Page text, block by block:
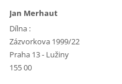
Jan Merhaut
Dílna :
Zázvorkova 1999/22
Praha 13 - Lužiny
155 00